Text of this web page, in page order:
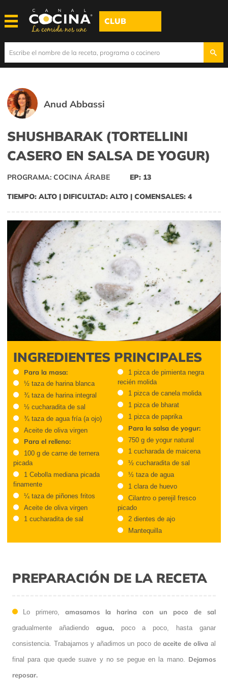
CLUB
Anud Abbassi
SHUSHBARAK (TORTELLINI
CASERO EN SALSA DE YOGUR)
PROGRAMA: COCINA ÁRABE EP: 13
TIEMPO: ALTO | DIFICULTAD: ALTO | COMENSALES: 4
INGREDIENTES PRINCIPALES
Para la masa:
½ taza de harina blanca
¾ taza de harina integral
½ cucharadita de sal
¾ taza de agua fría (a ojo)
Aceite de oliva virgen
Para el relleno:
100 g de carne de ternera
picada
1 Cebolla mediana picada
finamente
¼ taza de piñones fritos
Aceite de oliva virgen
1 cucharadita de sal
1 pizca de pimienta negra
recién molida
1 pizca de canela molida
1 pizca de bharat
1 pizca de paprika
Para la salsa de yogur:
750 g de yogur natural
1 cucharada de maicena
½ cucharadita de sal
½ taza de agua
1 clara de huevo
Cilantro o perejil fresco
picado
2 dientes de ajo
Mantequilla
PREPARACIÓN DE LA RECETA
Lo primero, amasamos la harina con un poco de sal
gradualmente añadiendo agua, poco a poco, hasta ganar
consistencia. Trabajamos y añadimos un poco deaceite de olivaal
final para que quede suave y no se pegue en la mano. Dejamos
reposar.